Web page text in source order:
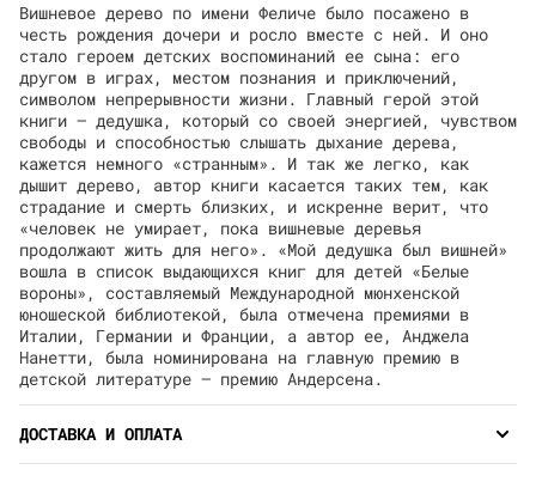
Вишневое дерево по имени Феличе было посажено в
честь рождения дочери и росло вместе с ней. И оно
стало героем детских воспоминаний ее сына: его
другом в играх, местом познания и приключений,
символом непрерывности жизни. Главный герой этой
книги — дедушка, который со своей энергией, чувством
свободы и способностью слышать дыхание дерева,
кажется немного «странным». И так же легко, как
дышит дерево, автор книги касается таких тем, как
страдание и смерть близких, и искренне верит, что
«человек не умирает, пока вишневые деревья
продолжают жить для него». «Мой дедушка был вишней»
вошла в список выдающихся книг для детей «Белые
вороны», составляемый Международной мюнхенской
юношеской библиотекой, была отмечена премиями в
Италии, Германии и Франции, а автор ее, Анджела
Нанетти, была номинирована на главную премию в
детской литературе — премию Андерсена.
ДОСТАВКА И ОПЛАТА